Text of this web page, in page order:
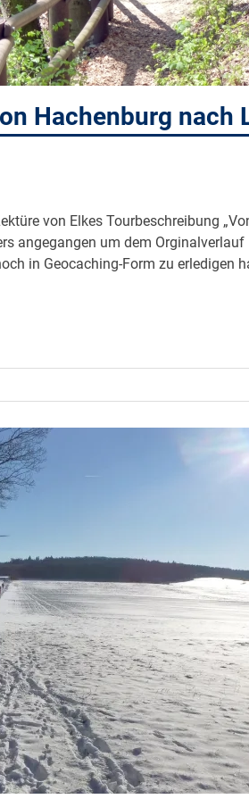
Hachenburg nach
von Elkes Tourbeschreibung
angegangen um dem Orginalverlauf
in Geocaching-Form zu erledigen